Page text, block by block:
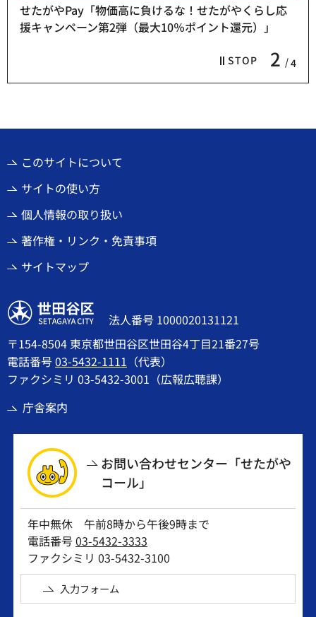
STOP 2 4
せたがやPay「物価高に負けるな！せたがやくらし応
援キャンペーン第2弾（最大10％ポイント還元）」
このサイトについて
サイトの使い方
個人情報の取り扱い
著作権・リンク・免責事項
サイトマップ
世田谷区
法人番号 1000020131121
〒154-8504 東京都世田谷区世田谷4丁目21番27号
電話番号03-5432-1111 （代表）
ファクシミリ 03-5432-3001（広報広聴課）
庁舎案内
お問い合わせセンター「せたがや
コール」
年中無休 午前8時から午後9時まで
電話番号03-5432-3333
ファクシミリ 03-5432-3100
入力フォーム